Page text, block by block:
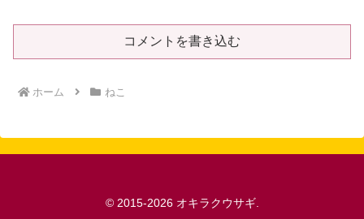
コメントを書き込む
ホーム ねこ
© 2015-2026 オキラクウサギ.